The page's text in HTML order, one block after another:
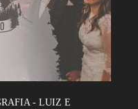
- LUIZ E